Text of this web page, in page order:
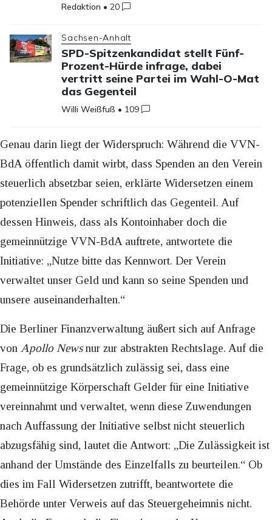
Redaktion •20
Sachsen-Anhalt
SPD-Spitzenkandidat stellt Fünf-
Prozent-Hürde infrage, dabei
vertritt seine Partei im Wahl-O-Mat
das Gegenteil
Willi Weißfuß • 109
Genau darin liegt der Widerspruch: Während die VVN-
BdA öffentlich damit wirbt, dass Spenden an den Verein
steuerlich absetzbar seien, erklärte Widersetzen einem
potenziellen Spender schriftlich das Gegenteil. Auf
dessen Hinweis, dass als Kontoinhaber doch die
gemeinnützige VVN-BdA auftrete, antwortete die
Initiative: „Nutze bitte das Kennwort. Der Verein
verwaltet unser Geld und kann so seine Spenden und
unsere auseinanderhalten.“
Die Berliner Finanzverwaltung äußert sich auf Anfrage
von Apollo Newsnur zur abstrakten Rechtslage. Auf die
Frage, ob es grundsätzlich zulässig sei, dass eine
gemeinnützige Körperschaft Gelder für eine Initiative
vereinnahmt und verwaltet, wenn diese Zuwendungen
nach Auffassung der Initiative selbst nicht steuerlich
abzugsfähig sind, lautet die Antwort: „Die Zulässigkeit ist
anhand der Umstände des Einzelfalls zu beurteilen.“ Ob
dies im Fall Widersetzen zutrifft, beantwortete die
Behörde unter Verweis auf das Steuergeheimnis nicht.